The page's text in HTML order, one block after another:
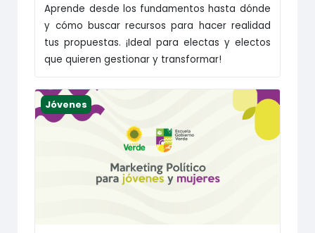
Aprende desde los fundamentos hasta dónde
y cómo buscar recursos para hacer realidad
tus propuestas. ¡Ideal para electas y electos
que quieren gestionar y transformar!
Curso de Marketing Político - Jóvenes y Mujeres
Jóvenes